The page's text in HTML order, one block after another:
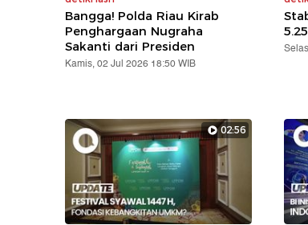
Bangga! Polda Riau Kirab
Penghargaan Nugraha
Sakanti dari Presiden
Kamis, 02 Jul 2026 18:50 WIB
02:56